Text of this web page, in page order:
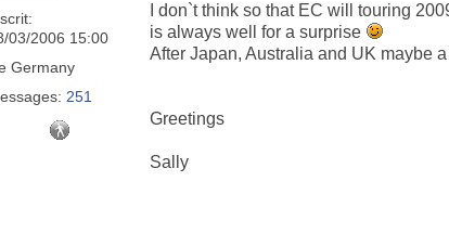
03/2006 15:00
Germany
251
I don`t think so that EC will touring
is always well for a surprise
After Japan, Australia and UK maybe
Greetings
Sally